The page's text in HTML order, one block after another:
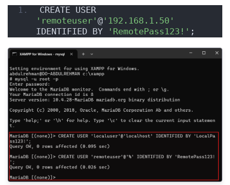
'remoteuser' @ '192.168.1.50'
IDENTIFIED BY
'RemotePass123!' ;